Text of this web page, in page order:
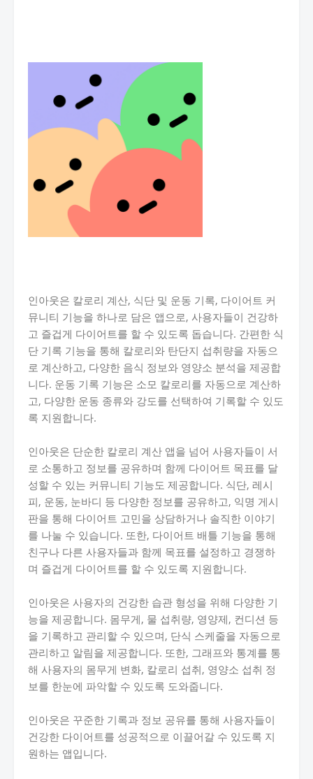
인아웃은 칼로리 계산, 식단 및 운동 기록, 다이어트 커
뮤니티 기능을 하나로 담은 앱으로, 사용자들이 건강하
고 즐겁게 다이어트를 할 수 있도록 돕습니다. 간편한 식
단 기록 기능을 통해 칼로리와 탄단지 섭취량을 자동으
로 계산하고, 다양한 음식 정보와 영양소 분석을 제공합
니다. 운동 기록 기능은 소모 칼로리를 자동으로 계산하
고, 다양한 운동 종류와 강도를 선택하여 기록할 수 있도
록 지원합니다.
인아웃은 단순한 칼로리 계산 앱을 넘어 사용자들이 서
로 소통하고 정보를 공유하며 함께 다이어트 목표를 달
성할 수 있는 커뮤니티 기능도 제공합니다. 식단, 레시
피, 운동, 눈바디 등 다양한 정보를 공유하고, 익명 게시
판을 통해 다이어트 고민을 상담하거나 솔직한 이야기
를 나눌 수 있습니다. 또한, 다이어트 배틀 기능을 통해
친구나 다른 사용자들과 함께 목표를 설정하고 경쟁하
며 즐겁게 다이어트를 할 수 있도록 지원합니다.
인아웃은 사용자의 건강한 습관 형성을 위해 다양한 기
능을 제공합니다. 몸무게, 물 섭취량, 영양제, 컨디션 등
을 기록하고 관리할 수 있으며, 단식 스케줄을 자동으로
관리하고 알림을 제공합니다. 또한, 그래프와 통계를 통
해 사용자의 몸무게 변화, 칼로리 섭취, 영양소 섭취 정
보를 한눈에 파악할 수 있도록 도와줍니다.
인아웃은 꾸준한 기록과 정보 공유를 통해 사용자들이
건강한 다이어트를 성공적으로 이끌어갈 수 있도록 지
원하는 앱입니다.